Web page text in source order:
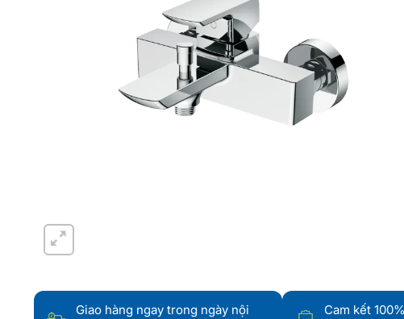
Giao hàng ngay trong ngày nội
Cam kết